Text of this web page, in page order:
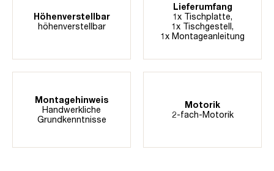
Höhenverstellbar
höhenverstellbar
Lieferumfang
1x Tischplatte,
1x Tischgestell,
1x Montageanleitung
Montagehinweis
Handwerkliche
Grundkenntnisse
Motorik
2-fach-Motorik